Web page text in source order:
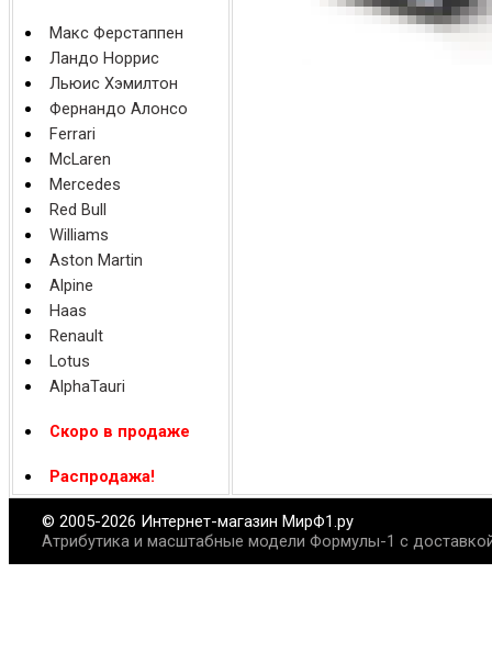
Макс Ферстаппен
Ландо Норрис
Льюис Хэмилтон
Фернандо Алонсо
Ferrari
McLaren
Mercedes
Red Bull
Williams
Aston Martin
Alpine
Haas
Renault
Lotus
AlphaTauri
Скоро в продаже
Распродажа!
© 2005-2026 Интернет-магазин МирФ1.ру
Атрибутика и масштабные модели Формулы-1 с